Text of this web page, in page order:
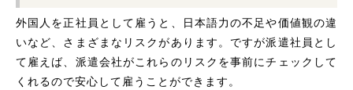
外国人を正社員として雇うと、日本語力の不足や価値観の違
いなど、さまざまなリスクがあります。ですが派遣社員とし
て雇えば、派遣会社がこれらのリスクを事前にチェックして
くれるので安心して雇うことができます。